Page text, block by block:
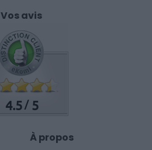
Vos avis
4.5 /5
À propos